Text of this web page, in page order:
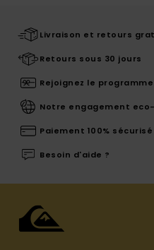
Livraison et retours
Retours sous 30 jours
Rejoignez le
Notre engagement
Paiement 100% sécurisé
Besoin d'aide ?